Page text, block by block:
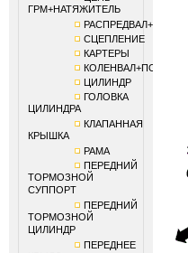
ГРМ+НАТЯЖИТЕЛЬ
СЦЕПЛЕНИЕ
КАРТЕРЫ
КОЛЕНВАЛ+ПОРШЕНЬ
ЦИЛИНДР
ГОЛОВКА
ЦИЛИНДРА
КЛАПАННАЯ
КРЫШКА
РАМА
ПЕРЕДНИЙ
ТОРМОЗНОЙ
СУППОРТ
ПЕРЕДНИЙ
ТОРМОЗНОЙ
ЦИЛИНДР
ПЕРЕДНЕЕ